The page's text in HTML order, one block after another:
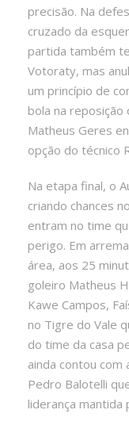
precisão. Na
cruzado da
partida também
Votoraty, mas
um princípio de
bola na
Matheus Geres
opção do técnico
Na etapa final, o
criando chances
entram no time
perigo. Em
área, aos 25
goleiro Matheus
Kawe Campos,
no Tigre do Vale
do time da casa
ainda contou
Pedro Balotelli
liderança mantida